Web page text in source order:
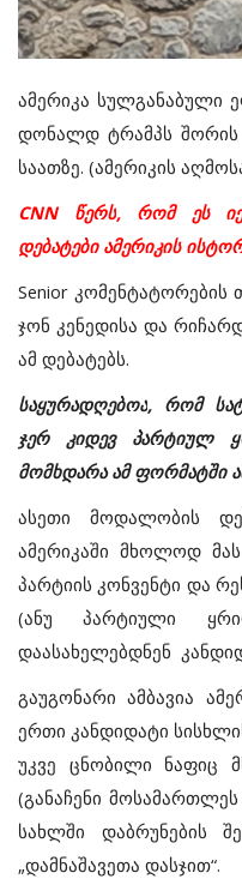
ამერიკა სულგანაბული
დონალდ ტრამპს შორის
საათზე. (ამერიკის
CNN წერს, რომ ეს
დებატები ამერიკის
Senior კომენტატორების
ჯონ კენედისა და
ამ დებატებს.
საყურადღებოა, რომ
ჯერ
კიდევ პარტიულ
მომხდარა ამ ფორმატში
ასეთი
მოდალობის
ამერიკაში მხოლოდ მას
პარტიის კონვენტი და
(ანუ პარტიული
დაასახელებდნენ
გაუგონარი ამბავია
ერთი კანდიდატი
უკვე ცნობილი ნაფიც
(განაჩენი მოსამართლეს
სახლში
დაბრუნების
„დამნაშავეთა დასჯით“.